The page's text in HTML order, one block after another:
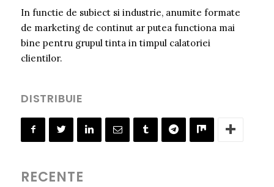
In functie de subiect si industrie, anumite formate
de marketing de continut ar putea functiona mai
bine pentru grupul tinta in timpul calatoriei
clientilor.
DISTRIBUIE
RECENTE